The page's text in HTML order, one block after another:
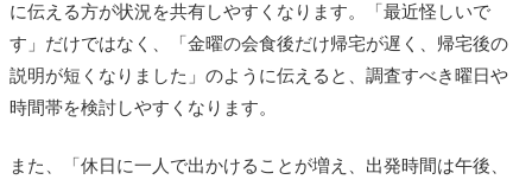
に伝える方が状況を共有しやすくなります。「最近怪しいで
す」だけではなく、「金曜の会食後だけ帰宅が遅く、帰宅後の
説明が短くなりました」のように伝えると、調査すべき曜日や
時間帯を検討しやすくなります。
また、「休日に一人で出かけることが増え、出発時間は午後、